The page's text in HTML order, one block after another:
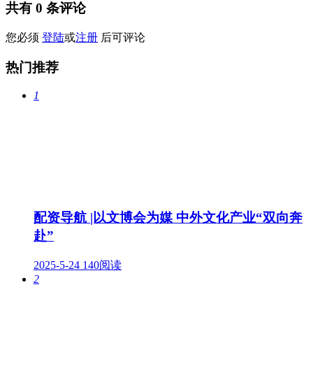
共有 0 条评论
您必须 登陆或注册 后可评论
热门推荐
1
配资导航 |以文博会为媒 中外文化产业“双向奔
赴”
2025-5-24 140阅读
2